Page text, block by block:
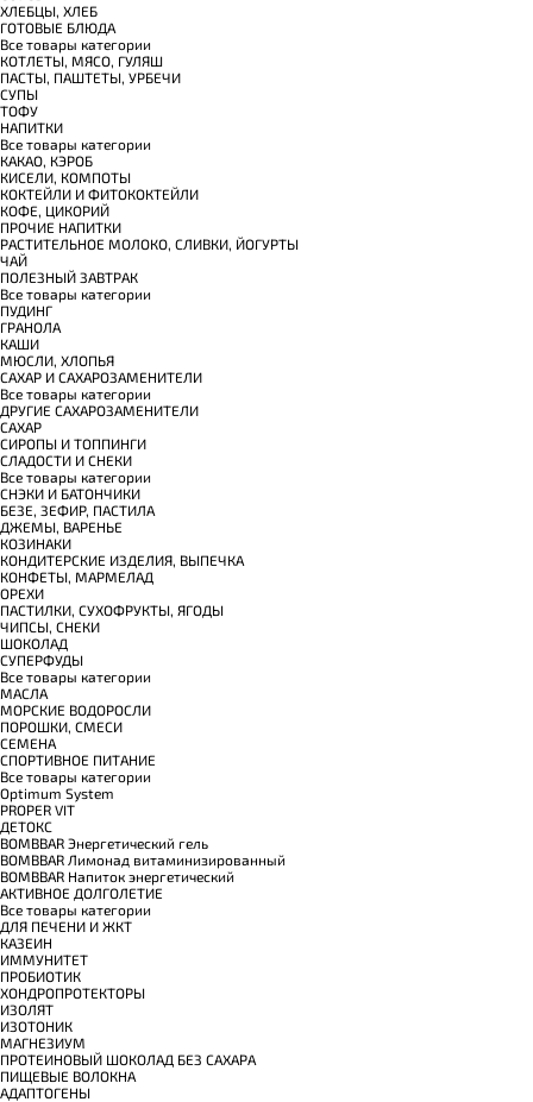
ХЛЕБЦЫ, ХЛЕБ
ГОТОВЫЕ БЛЮДА
Все товары категории
КОТЛЕТЫ, МЯСО, ГУЛЯШ
ПАСТЫ, ПАШТЕТЫ, УРБЕЧИ
СУПЫ
ТОФУ
НАПИТКИ
Все товары категории
КАКАО, КЭРОБ
КИСЕЛИ, КОМПОТЫ
КОКТЕЙЛИ И ФИТОКОКТЕЙЛИ
КОФЕ, ЦИКОРИЙ
ПРОЧИЕ НАПИТКИ
РАСТИТЕЛЬНОЕ МОЛОКО, СЛИВКИ, ЙОГУРТЫ
ЧАЙ
ПОЛЕЗНЫЙ ЗАВТРАК
Все товары категории
ПУДИНГ
ГРАНОЛА
КАШИ
МЮСЛИ, ХЛОПЬЯ
САХАР И САХАРОЗАМЕНИТЕЛИ
Все товары категории
ДРУГИЕ САХАРОЗАМЕНИТЕЛИ
САХАР
СИРОПЫ И ТОППИНГИ
СЛАДОСТИ И СНЕКИ
Все товары категории
СНЭКИ И БАТОНЧИКИ
БЕЗЕ, ЗЕФИР, ПАСТИЛА
ДЖЕМЫ, ВАРЕНЬЕ
КОЗИНАКИ
КОНДИТЕРСКИЕ ИЗДЕЛИЯ, ВЫПЕЧКА
КОНФЕТЫ, МАРМЕЛАД
ОРЕХИ
ПАСТИЛКИ, СУХОФРУКТЫ, ЯГОДЫ
ЧИПСЫ, СНЕКИ
ШОКОЛАД
СУПЕРФУДЫ
Все товары категории
МАСЛА
МОРСКИЕ ВОДОРОСЛИ
ПОРОШКИ, СМЕСИ
СЕМЕНА
СПОРТИВНОЕ ПИТАНИЕ
Все товары категории
Optimum System
PROPER VIT
ДЕТОКС
BOMBBAR Энергетический гель
BOMBBAR Лимонад витаминизированный
BOMBBAR Напиток энергетический
АКТИВНОЕ ДОЛГОЛЕТИЕ
Все товары категории
ДЛЯ ПЕЧЕНИ И ЖКТ
КАЗЕИН
ИММУНИТЕТ
ПРОБИОТИК
ХОНДРОПРОТЕКТОРЫ
ИЗОЛЯТ
ИЗОТОНИК
МАГНЕЗИУМ
ПРОТЕИНОВЫЙ ШОКОЛАД БЕЗ САХАРА
ПИЩЕВЫЕ ВОЛОКНА
АДАПТОГЕНЫ